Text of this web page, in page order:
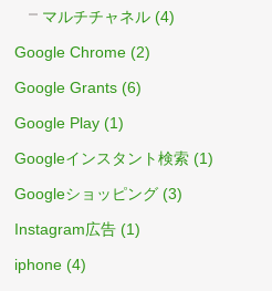
マルチチャネル (4)
Google Chrome (2)
Google Grants (6)
Google Play (1)
Googleインスタント検索 (1)
Googleショッピング (3)
Instagram広告 (1)
iphone (4)